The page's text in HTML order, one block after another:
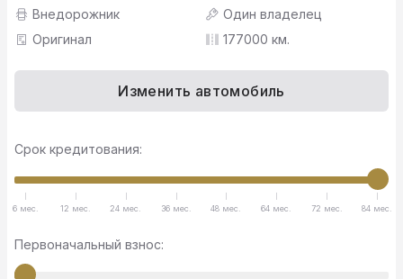
Внедорожник
Один владелец
Оригинал
177000 км.
Изменить автомобиль
Срок кредитования:
6 мес. 12 мес. 24 мес. 36 мес. 48 мес. 64 мес. 72 мес. 84 мес.
Первоначальный взнос: